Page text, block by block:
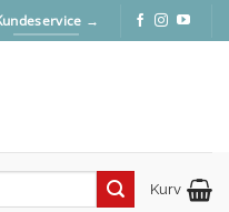
→
Kurv